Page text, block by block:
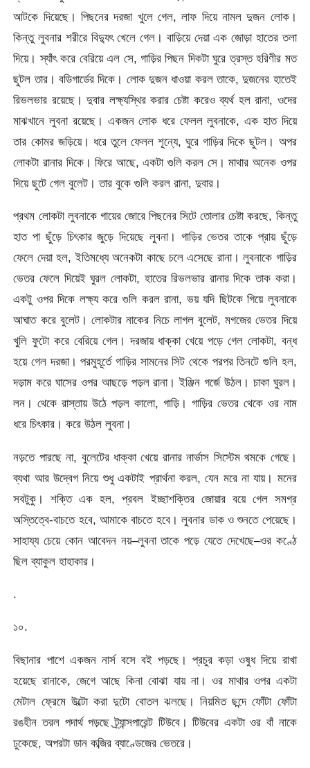
আটকে দিয়েছে। পিছনের দরজা খুলে গেল, লাফ দিয়ে নামল দুজন লোক।
কিন্তু লুবনার শরীরে বিদ্যুৎ খেলে গেল। বাড়িয়ে দেয়া এক জোড়া হাতের তলা
দিয়ে। স্যাঁৎ করে বেরিয়ে এল সে, গাড়ির পিছন দিকটা ঘুরে ত্রস্ত হরিণীর মত
ছুটল তার। বডিগার্ডের দিকে। লোক দুজন ধাওয়া করল তাকে, দুজনের হাতেই
রিভলভার রয়েছে। দুবার লক্ষ্যস্থির করার চেষ্টা করেও ব্যর্থ হল রানা, ওদের
মাঝখানে লুবনা রয়েছে। একজন লোক ধরে ফেলল লুবনাকে, এক হাত দিয়ে
তার কোমর জড়িয়ে। ধরে তুলে ফেলল শূন্যে, ঘুরে গাড়ির দিকে ছুটল। অপর
লোকটা রানার দিকে। ফিরে আছে, একটা গুলি করল সে। মাথার অনেক ওপর
দিয়ে ছুটে গেল বুলেট। তার বুকে গুলি করল রানা, দুবার।
প্রথম লোকটা লুবনাকে গায়ের জোরে পিছনের সিটে তোলার চেষ্টা করছে, কিন্তু
হাত পা ছুঁড়ে চিৎকার জুড়ে দিয়েছে লুবনা। গাড়ির ভেতর তাকে প্রায় ছুঁড়ে
ফেলে দেয়া হল, ইতিমধ্যে অনেকটা কাছে চলে এসেছে রানা। লুবনাকে গাড়ির
ভেতর ফেলে দিয়েই ঘুরল লোকটা, হাতের রিভলভার রানার দিকে তাক করা।
একটু ওপর দিকে লক্ষ্য করে গুলি করল রানা, ভয় যদি ছিটকে গিয়ে লুবনাকে
আঘাত করে বুলেট। লোকটার নাকের নিচে লাগল বুলেট, মগজের ভেতর দিয়ে
খুলি ফুটো করে বেরিয়ে গেল। দরজায় ধাক্কা খেয়ে পড়ে গেল লোকটা, বন্ধ
হয়ে গেল দরজা। পরমুহূর্তে গাড়ির সামনের সিট থেকে পরপর তিনটে গুলি হল,
দড়াম করে ঘাসের ওপর আছড়ে পড়ল রানা। ইঞ্জিন গর্জে উঠল। চাকা ঘুরল।
লন। থেকে রাস্তায় উঠে পড়ল কালো, গাড়ি। গাড়ির ভেতর থেকে ওর নাম
ধরে চিৎকার। করে উঠল লুবনা।
নড়তে পারছে না, বুলেটের ধাক্কা খেয়ে রানার নার্ভাস সিস্টেম থমকে গেছে।
ব্যথা আর উদ্বেগ নিয়ে শুধু একটাই প্রার্থনা করল, যেন মরে না যায়। মনের
সবটুকু। শক্তি এক হল, প্রবল ইচ্ছাশক্তির জোয়ার বয়ে গেল সমগ্র
অস্তিত্বে-বাচতে হবে, আমাকে বাচতে হবে। লুবনার ডাক ও শুনতে পেয়েছে।
সাহায্য চেয়ে কোন আবেদন নয়–লুবনা তাকে পড়ে যেতে দেখেছে–ওর কণ্ঠে
ছিল ব্যাকুল হাহাকার।
.
১০.
বিছানার পাশে একজন নার্স বসে বই পড়ছে। প্রচুর কড়া ওষুধ দিয়ে রাখা
হয়েছে রানাকে, জেগে আছে কিনা বোঝা যায় না। ওর মাথার ওপর একটা
মেটাল ফ্রেমে উল্টো করা দুটো বোতল ঝলছে। নিয়মিত ছন্দে ফোঁটা ফোঁটা
রঙহীন তরল পদার্থ পড়ছে ট্র্যান্সপারেন্ট টিউবে। টিউবের একটা ওর বাঁ নাকে
ঢুকেছে, অপরটা ডান কব্জির ব্যাণ্ডেজের ভেতরে।